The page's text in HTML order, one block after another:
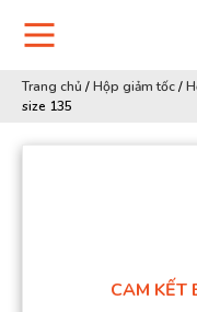
Trang chủ /Hộp giảm tốc/
size 135
CAM KẾT